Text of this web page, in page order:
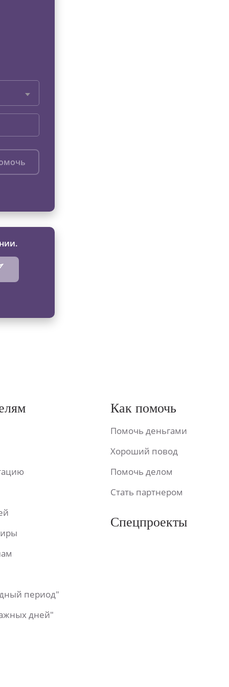
период"
дней"
Как помочь
Помочь деньгами
Хороший повод
Помочь делом
Стать партнером
Спецпроекты